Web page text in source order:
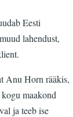
Eesti
lahendust,
Anu Horn rääkis,
maakond
ja teeb ise